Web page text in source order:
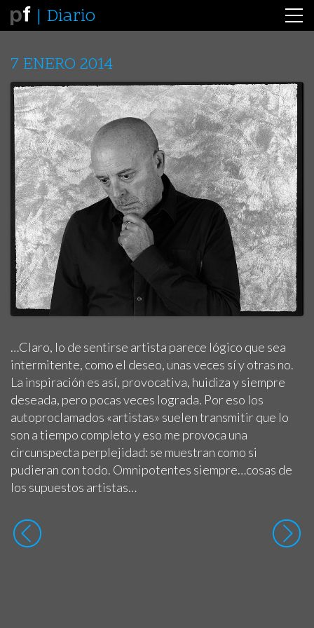
Diario
7 ENERO 2014
…Claro, lo de sentirse artista parece lógico que sea
intermitente, como el deseo, unas veces sí y otras no.
La inspiración es así, provocativa, huidiza y siempre
deseada, pero pocas veces lograda. Por eso los
autoproclamados «artistas» suelen transmitir que lo
son a tiempo completo y eso me provoca una
circunspecta perplejidad: se muestran como si
pudieran con todo. Omnipotentes siempre…cosas de
los supuestos artistas…